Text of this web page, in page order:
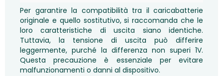
Per garantire la compatibilità tra il caricabatterie
originale e quello sostitutivo, si raccomanda che le
loro caratteristiche di uscita siano identiche.
Tuttavia, la tensione di uscita può differire
leggermente, purché la differenza non superi 1V.
Questa precauzione è essenziale per evitare
malfunzionamenti o danni al dispositivo.